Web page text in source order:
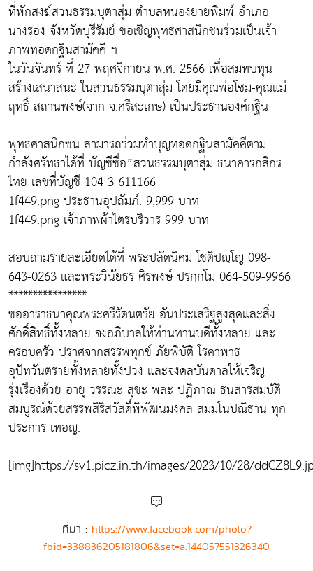
ที่พักสงฆ์สวนธรรมบุตาสุ่ม ตำบลหนองยายพิมพ์ อำเภอ
นางรอง จังหวัดบุรีรัมย์ ขอเชิญพุทธศาสนิกชนร่วมเป็นเจ้า
ภาพทอดกฐินสามัคคี ฯ
ในวันจันทร์ ที่ 27 พฤศจิกายน พ.ศ. 2566 เพื่อสมทบทุน
สร้างเสนาสนะ ในสวนธรรมบุตาสุ่ม โดยมีคุณพ่อโซม-คุณแม่
ฤทธิ์ สถานพงษ์(จาก จ.ศรีสะเกษ) เป็นประธานองค์กฐิน
พุทธศาสนิกชน สามารถร่วมทำบุญทอดกฐินสามัคคีตาม
กำลังศรัทธาได้ที่ บัญชีชื่อ”สวนธรรมบุตาสุ่ม ธนาคารกสิกร
ไทย เลขที่บัญชี 104-3-611166
1f449.png ประธานอุปถัมภ์. 9,999 บาท
1f449.png เจ้าภาพผ้าไตรบริวาร 999 บาท
สอบถามรายละเอียดได้ที่ พระปลัดนิคม โชติปญฺโญ 098-
643-0263 และพระวินัยธร ศิรพงษ์ ปรกฺกโม 064-509-9966
****************
ขออาราธนาคุณพระศรีรัตนตรัย อันประเสริฐสูงสุดและสิ่ง
ศักดิ์สิทธิ์ทั้งหลาย จงอภิบาลให้ท่านทานบดีทั้งหลาย และ
ครอบครัว ปราศจากสรรพทุกข์ ภัยพิบัติ โรคาพาธ
อุปัทวันตรายทั้งหลายทั้งปวง และจงดลบันดาลให้เจริญ
รุ่งเรืองด้วย อายุ วรรณะ สุขะ พละ ปฏิภาณ ธนสารสมบัติ
สมบูรณ์ด้วยสรรพสิริสวัสดิ์พิพัฒนมงคล สมมโนปณิธาน ทุก
ประการ เทอญ.
[img]https://sv1.picz.in.th/images/2023/10/28/
ที่มา : https://www.facebook.com/photo?
fbid=338836205181806&set=a.144057551326340